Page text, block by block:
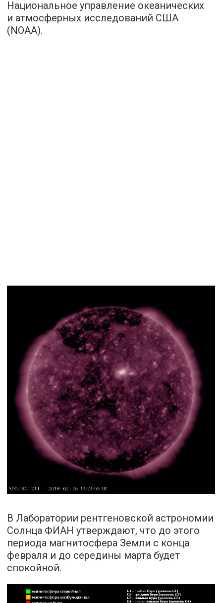
Национальное управление океанических
и атмосферных исследований США
(NOAA).
В Лаборатории рентгеновской астрономии
Солнца ФИАН утверждают, что до этого
периода магнитосфера Земли с конца
февраля и до середины марта будет
спокойной.